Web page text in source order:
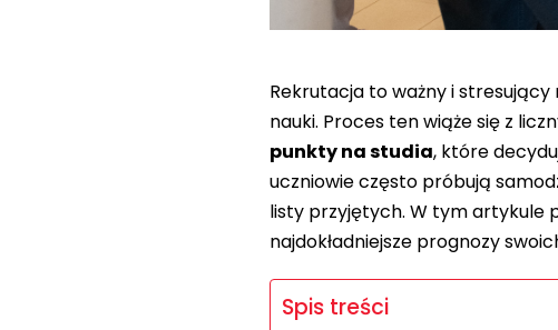
Rekrutacja to ważny i
nauki. Proces ten wiąże się z
punkty na studia, które
uczniowie często próbują
listy przyjętych. W tym artykule
najdokładniejsze prognozy
Spis treści